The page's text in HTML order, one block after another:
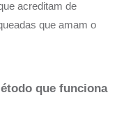
acreditam de
que amam o
que funciona